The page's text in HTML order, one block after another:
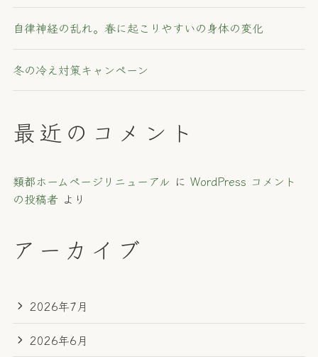
自律神経の乱れ。春に起こりやすいの身体の変化
冬の冷え対策キャンペーン
最近のコメント
類都ホームページリニューアル に WordPress コメント
の投稿者 より
アーカイブ
2026年7月
2026年6月